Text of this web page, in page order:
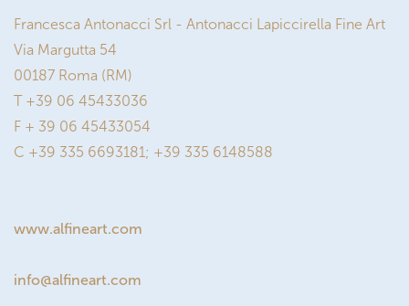
Francesca Antonacci Srl - Antonacci Lapiccirella Fine Art
Via Margutta 54
00187 Roma (RM)
T +39 06 45433036
F + 39 06 45433054
C +39 335 6693181; +39 335 6148588
www.alfineart.com
info@alfineart.com